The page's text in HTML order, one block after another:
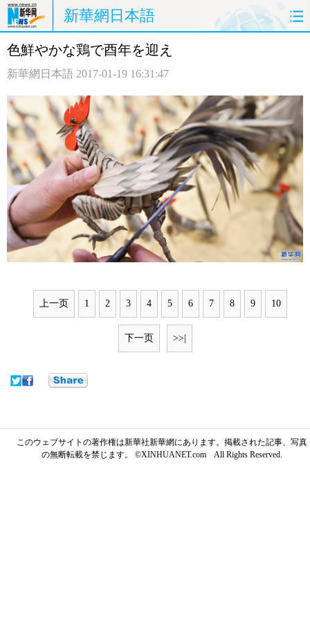
新華網日本語
ホームページ 政治
観光 評論 写真
中日対訳
色鮮やかな鶏で酉年を迎え
新華網日本語 2017-01-19 16:31:47
上一页 1 2 3 4 5 6 7 8 9 10
下一页 >>|
このウェブサイトの著作権は新華社新華網にあります。掲載された記事、写真
の無断転載を禁じます。 ©XINHUANET.com All Rights Reserved.